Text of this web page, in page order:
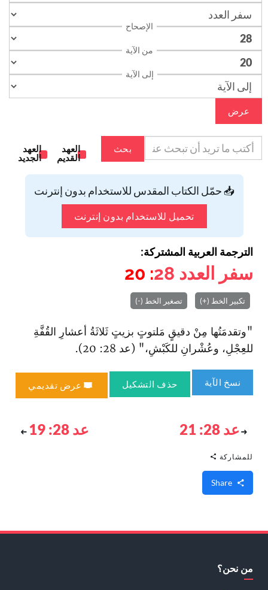
الإصحاح
من الآية
إلى الآية
عرض
بحث
العهد
القديم
العهد
الجديد
📥 حمّل الكتاب المقدس للاستخدام بدون إنترنت
تحميل للاستخدام بدون إنترنت
الترجمة العربية المشتركة:
سفر العدد 28
: 20
تكبير الخط (+) تصغير الخط (-)
"وتقدمَتُها مِنْ دقيقٍ مَلتوتٍ بزيتٍ ثَلاثَةُ أعشارِ القُفَّةِ
للعِجْلِ، وعُشْرانِ للكَبْشِ،" (عد 28: 20).
نسخ الآية حذف التشكيل عرض تقديمي
عد 28: 21 عد 28: 19
للمشاركة
من نحن؟